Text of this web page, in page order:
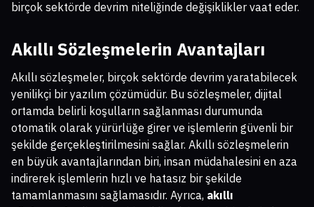
birçok sektörde devrim niteliğinde değişiklikler vaat eder.
Akıllı Sözleşmelerin Avantajları
Akıllı sözleşmeler, birçok sektörde devrim yaratabilecek
yenilikçi bir yazılım çözümüdür. Bu sözleşmeler, dijital
ortamda belirli koşulların sağlanması durumunda
otomatik olarak yürürlüğe girer ve işlemlerin güvenli bir
şekilde gerçekleştirilmesini sağlar. Akıllı sözleşmelerin
en büyük avantajlarından biri, insan müdahalesini en aza
indirerek işlemlerin hızlı ve hatasız bir şekilde
tamamlanmasını sağlamasıdır. Ayrıca, akıllı